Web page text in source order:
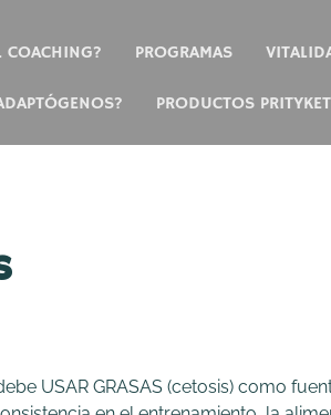
COACHING? PROGRAMAS
PRODUCTOS
USAR GRASAS (cetosis) como